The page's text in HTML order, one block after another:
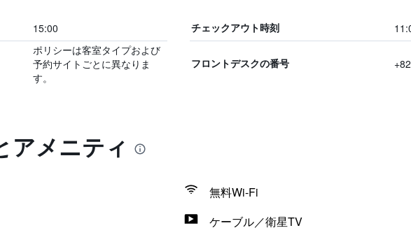
15:00 チェックアウト時刻
ポリシーは客室タイプおよび
予約サイトごとに異なりま
す。
フロントデスクの番号
アメニティ
無料Wi-Fi
ケーブル／衛星TV